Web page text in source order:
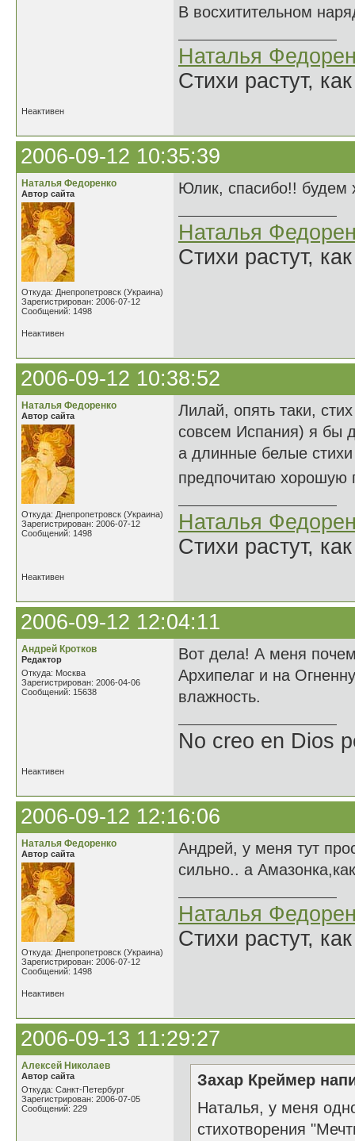
В восхитительном
Наталья
Стихи растут,
Неактивен
2006-09-12 10:35:39
Наталья Федоренко
Автор сайта
Откуда: Днепропетровск (Украина)
Зарегистрирован: 2006-07-12
Сообщений: 1498
Юлик, спасибо!! будем
Наталья
Стихи растут,
Неактивен
2006-09-12 10:38:52
Наталья Федоренко
Автор сайта
Откуда: Днепропетровск (Украина)
Зарегистрирован: 2006-07-12
Сообщений: 1498
Лилай, опять таки,
совсем Испания) я бы
а длинные белые
предпочитаю хорошую
Наталья
Стихи растут,
Неактивен
2006-09-12 12:04:11
Андрей Кротков
Редактор
Откуда: Москва
Зарегистрирован: 2006-04-06
Сообщений: 15638
Вот дела! А меня
Архипелаг и на
влажность.
No creo en Dios
Неактивен
2006-09-12 12:16:06
Наталья Федоренко
Автор сайта
Откуда: Днепропетровск (Украина)
Зарегистрирован: 2006-07-12
Сообщений: 1498
Андрей, у меня тут
сильно.. а
Наталья
Стихи растут,
Неактивен
2006-09-13 11:29:27
Алексей Николаев
Автор сайта
Откуда: Санкт-Петербург
Зарегистрирован: 2006-07-05
Сообщений: 229
Захар Креймер
Наталья, у меня
стихотворения